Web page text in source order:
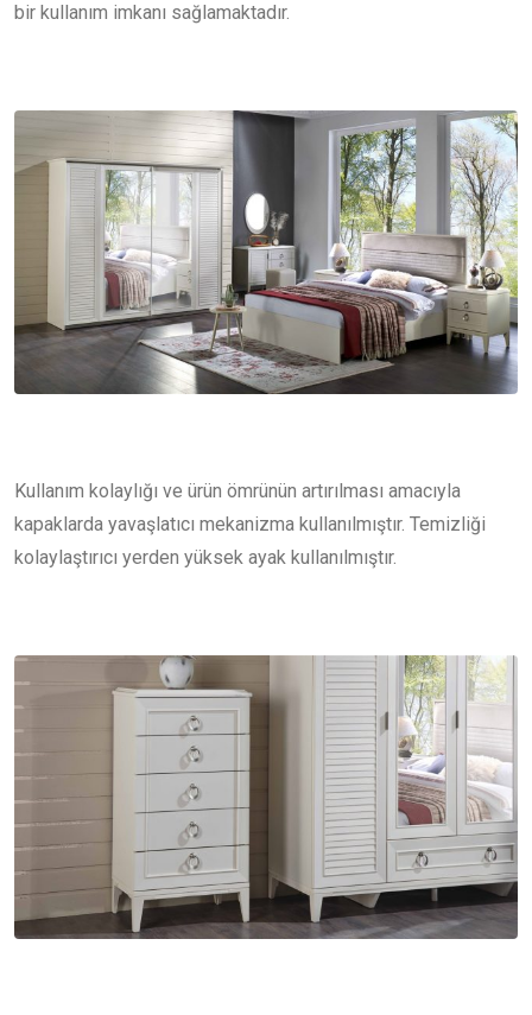
bir kullanım imkanı sağlamaktadır.
Kullanım kolaylığı ve ürün ömrünün artırılması amacıyla
kapaklarda yavaşlatıcı mekanizma kullanılmıştır. Temizliği
kolaylaştırıcı yerden yüksek ayak kullanılmıştır.